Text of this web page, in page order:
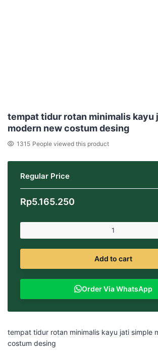
tempat tidur rotan minimalis kayu
modern new costum desing
1315 People viewed this product
Regular Price
Rp5.165.250
Add to cart
Order Via WhatsApp
tempat tidur rotan minimalis kayu jati simple
costum desing